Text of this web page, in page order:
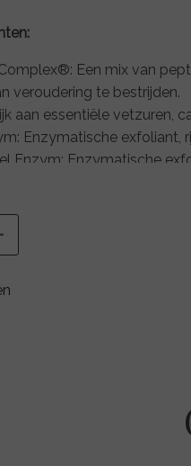
Een mix van
veroudering te bestrijden.
aan essentiële vetzuren,
Enzymatische exfoliant,
Enzym: Enzymatische
werking.
het lymfesysteem.
Een mix van fruitzuren